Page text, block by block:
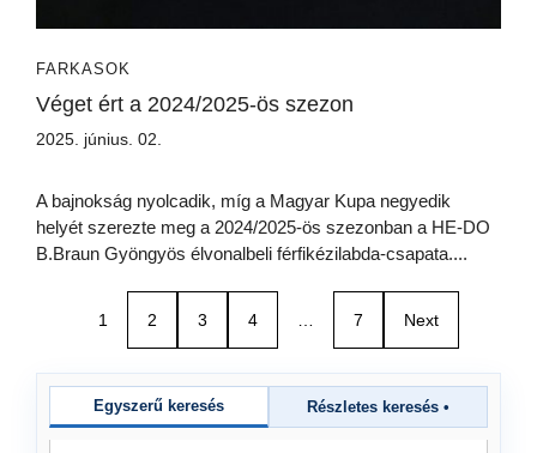
FARKASOK
Véget ért a 2024/2025-ös szezon
2025. június. 02.
A bajnokság nyolcadik, míg a Magyar Kupa negyedik
helyét szerezte meg a 2024/2025-ös szezonban a HE-DO
B.Braun Gyöngyös élvonalbeli férfikézilabda-csapata....
1 2 3 4 … 7 Next
Egyszerű keresés Részletes keresés •